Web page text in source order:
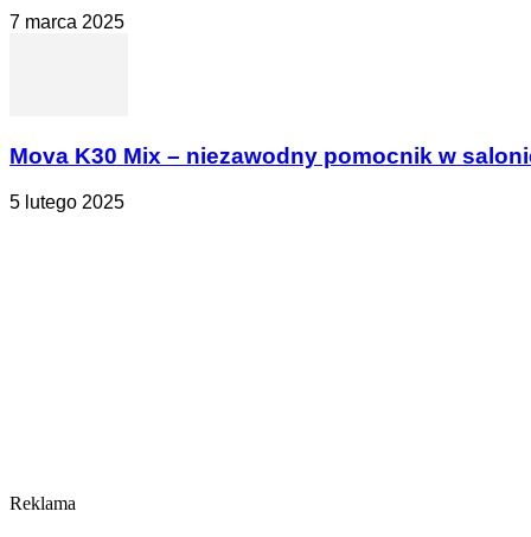
7 marca 2025
Mova K30 Mix – niezawodny pomocnik w
5 lutego 2025
Reklama